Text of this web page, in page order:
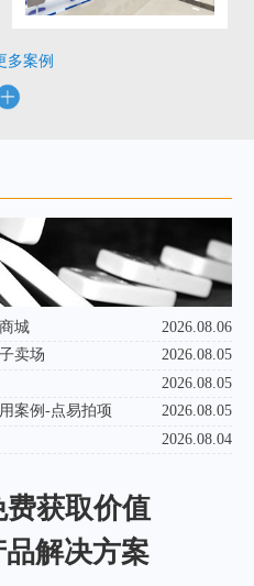
多案例
城
2026.08.06
卖场
2026.08.05
2026.08.05
案例-点易拍项
2026.08.05
2026.08.04
获取价值
解决方案